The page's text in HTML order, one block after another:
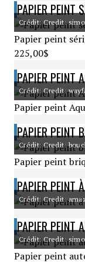
PAPIER PEINT
Crédit: Credit:
Papier peint
225,00$
PAPIER PEINT
Crédit: Credit:
Papier peint
PAPIER PEINT
Crédit: Credit:
Papier peint
PAPIER PEINT
Crédit: Credit:
PAPIER PEINT
Crédit: Credit:
Papier peint